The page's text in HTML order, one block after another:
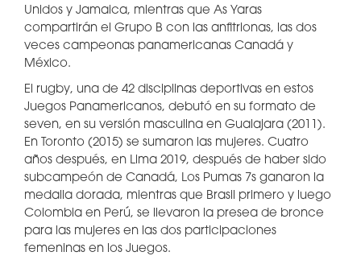
Unidos y Jamaica, mientras que As Yaras
compartirán el Grupo B con las anfitrionas, las dos
veces campeonas panamericanas Canadá y
México.
El rugby, una de 42 disciplinas deportivas en estos
Juegos Panamericanos, debutó en su formato de
seven, en su versión masculina en Gualajara (2011).
En Toronto (2015) se sumaron las mujeres. Cuatro
años después, en Lima 2019, después de haber sido
subcampeón de Canadá, Los Pumas 7s ganaron la
medalla dorada, mientras que Brasil primero y luego
Colombia en Perú, se llevaron la presea de bronce
para las mujeres en las dos participaciones
femeninas en los Juegos.